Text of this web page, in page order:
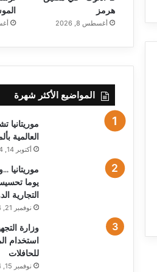
هرمز
أغسطس 8, 2026
المواضيع الأكثر شهرة
العالمية
أكتوبر 14, 2024
موريتانيا
يوما
التجارية
نوفمبر 21, 2024
وزارة
استخدام
للحافلات
نوفمبر 15, 2024